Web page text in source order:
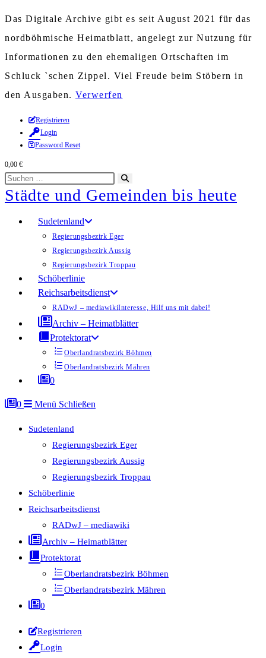
Das Digitale Archive gibt es seit August 2021 für das
nordböhmische Heimatblatt, angelegt zur Nutzung für
Informationen zu den ehemaligen Ortschaften im
Schluck `schen Zippel. Viel Freude beim Stöbern in
den Ausgaben. Verwerfen
Zum
Inhalt
springen
Registrieren
Login
Password Reset
0,00 €
Diese
Website
durchsuchen
starten
Städte und Gemeinden bis heute
Sudetenland
Regierungsbezirk Eger
Regierungsbezirk Aussig
Regierungsbezirk Troppau
Schöberlinie
Reichsarbeitsdienst
RADwJ – mediawikiInteresse, Hilf uns mit dabei!
Archiv – Heimatblätter
Protektorat
Oberlandratsbezirk Böhmen
Oberlandratsbezirk Mähren
0
0 Menü Schließen
Sudetenland
Regierungsbezirk Eger
Regierungsbezirk Aussig
Regierungsbezirk Troppau
Schöberlinie
Reichsarbeitsdienst
RADwJ – mediawiki
Archiv – Heimatblätter
Protektorat
Oberlandratsbezirk Böhmen
Oberlandratsbezirk Mähren
0
Registrieren
Login